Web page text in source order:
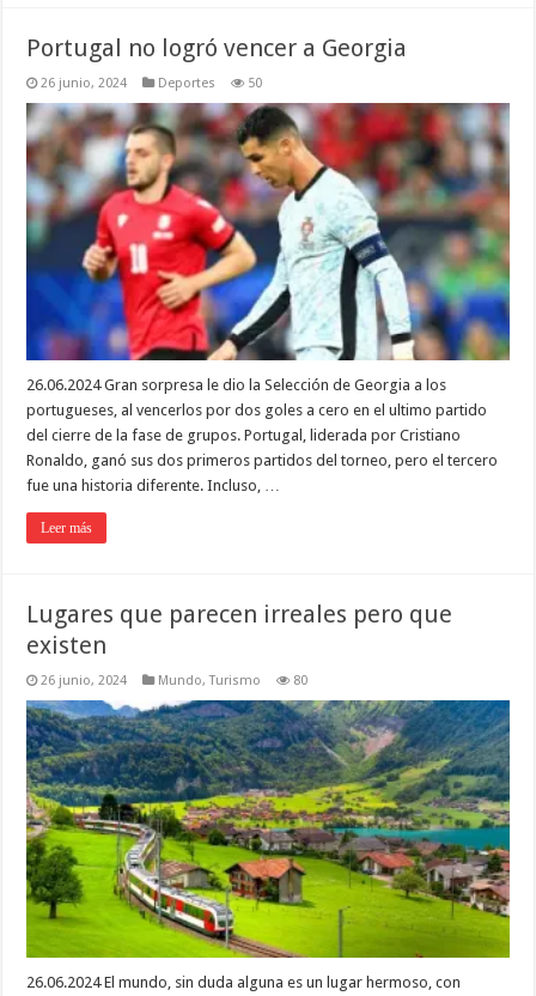
Portugal no logró vencer a Georgia
26 junio, 2024 Deportes 50
26.06.2024 Gran sorpresa le dio la Selección de Georgia a los
portugueses, al vencerlos por dos goles a cero en el ultimo partido
del cierre de la fase de grupos. Portugal, liderada por Cristiano
Ronaldo, ganó sus dos primeros partidos del torneo, pero el tercero
fue una historia diferente. Incluso, …
Leer más
Lugares que parecen irreales pero que
existen
26 junio, 2024 Mundo,Turismo 80
26.06.2024 El mundo, sin duda alguna es un lugar hermoso, con